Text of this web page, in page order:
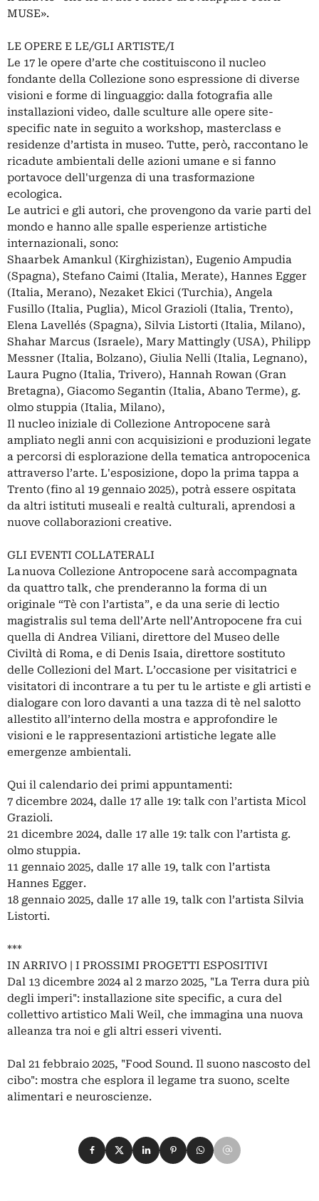
MUSE».
LE OPERE E LE/GLI ARTISTE/I
Le 17 le opere d’arte che costituiscono il nucleo
fondante della Collezione sono espressione di diverse
visioni e forme di linguaggio: dalla fotografia alle
installazioni video, dalle sculture alle opere site-
specific nate in seguito a workshop, masterclass e
residenze d’artista in museo. Tutte, però, raccontano le
ricadute ambientali delle azioni umane e si fanno
portavoce dell'urgenza di una trasformazione
ecologica.
Le autrici e gli autori, che provengono da varie parti del
mondo e hanno alle spalle esperienze artistiche
internazionali, sono:
Shaarbek Amankul (Kirghizistan), Eugenio Ampudia
(Spagna), Stefano Caimi (Italia, Merate), Hannes Egger
(Italia, Merano), Nezaket Ekici (Turchia), Angela
Fusillo (Italia, Puglia), Micol Grazioli (Italia, Trento),
Elena Lavellés (Spagna), Silvia Listorti (Italia, Milano),
Shahar Marcus (Israele), Mary Mattingly (USA), Philipp
Messner (Italia, Bolzano), Giulia Nelli (Italia, Legnano),
Laura Pugno (Italia, Trivero), Hannah Rowan (Gran
Bretagna), Giacomo Segantin (Italia, Abano Terme), g.
olmo stuppia (Italia, Milano),
Il nucleo iniziale di Collezione Antropocene sarà
ampliato negli anni con acquisizioni e produzioni legate
a percorsi di esplorazione della tematica antropocenica
attraverso l’arte. L'esposizione, dopo la prima tappa a
Trento (fino al 19 gennaio 2025), potrà essere ospitata
da altri istituti museali e realtà culturali, aprendosi a
nuove collaborazioni creative.
GLI EVENTI COLLATERALI
La nuova Collezione Antropocene sarà accompagnata
da quattro talk, che prenderanno la forma di un
originale “Tè con l’artista”, e da una serie di lectio
magistralis sul tema dell’Arte nell’Antropocene fra cui
quella di Andrea Viliani, direttore del Museo delle
Civiltà di Roma, e di Denis Isaia, direttore sostituto
delle Collezioni del Mart. L’occasione per visitatrici e
visitatori di incontrare a tu per tu le artiste e gli artisti e
dialogare con loro davanti a una tazza di tè nel salotto
allestito all’interno della mostra e approfondire le
visioni e le rappresentazioni artistiche legate alle
emergenze ambientali.
Qui il calendario dei primi appuntamenti:
7 dicembre 2024, dalle 17 alle 19: talk con l’artista Micol
Grazioli.
21 dicembre 2024, dalle 17 alle 19: talk con l’artista g.
olmo stuppia.
11 gennaio 2025, dalle 17 alle 19, talk con l’artista
Hannes Egger.
18 gennaio 2025, dalle 17 alle 19, talk con l’artista Silvia
Listorti.
***
IN ARRIVO | I PROSSIMI PROGETTI ESPOSITIVI
Dal 13 dicembre 2024 al 2 marzo 2025, "La Terra dura più
degli imperi": installazione site specific, a cura del
collettivo artistico Mali Weil, che immagina una nuova
alleanza tra noi e gli altri esseri viventi.
Dal 21 febbraio 2025, "Food Sound. Il suono nascosto del
cibo": mostra che esplora il legame tra suono, scelte
alimentari e neuroscienze.
Condividi su Facebook
Condividi su X
Condividi su LinkedIn
Condividi su Pinterest
Condividi su WhatsApp
Condividi su Email